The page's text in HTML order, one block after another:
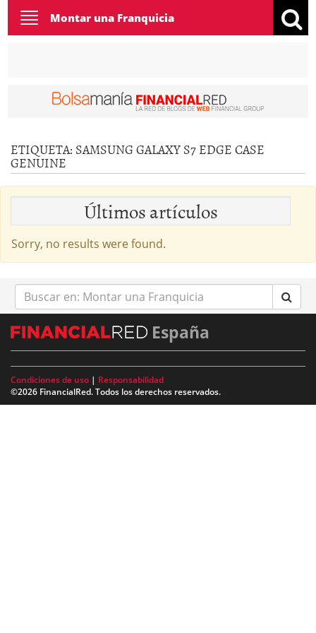
Toggle
navigation
Montar una Franquicia
ETIQUETA: SAMSUNG GALAXY S7 EDGE CASE
GENUINE
Últimos artículos
Sorry, no results were found.
Buscar
en:
España
Condiciones de uso | Responsabilidad
©2026 FinancialRed. Todos los derechos reservados.